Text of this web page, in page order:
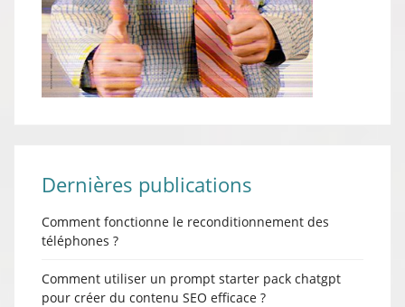
Dernières publications
Comment fonctionne le reconditionnement des
téléphones ?
Comment utiliser un prompt starter pack chatgpt
pour créer du contenu SEO efficace ?